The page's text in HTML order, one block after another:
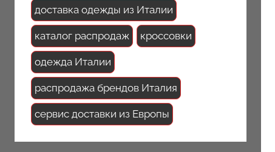
доставка одежды из Италии
каталог распродаж кроссовки
одежда Италии
распродажа брендов Италия
сервис доставки из Европы